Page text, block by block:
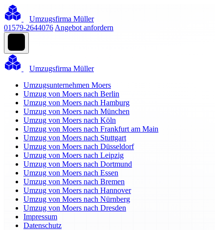
Umzugsfirma Müller
01579-2644076 Angebot anfordern
Umzugsfirma Müller
Umzugsunternehmen Moers
Umzug von Moers nach Berlin
Umzug von Moers nach Hamburg
Umzug von Moers nach München
Umzug von Moers nach Köln
Umzug von Moers nach Frankfurt am Main
Umzug von Moers nach Stuttgart
Umzug von Moers nach Düsseldorf
Umzug von Moers nach Leipzig
Umzug von Moers nach Dortmund
Umzug von Moers nach Essen
Umzug von Moers nach Bremen
Umzug von Moers nach Hannover
Umzug von Moers nach Nürnberg
Umzug von Moers nach Dresden
Impressum
Datenschutz